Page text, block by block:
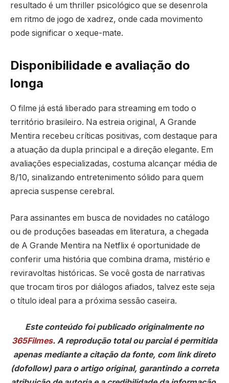
resultado é um thriller psicológico que se desenrola
em ritmo de jogo de xadrez, onde cada movimento
pode significar o xeque-mate.
Disponibilidade e avaliação do
longa
O filme já está liberado para streaming em todo o
território brasileiro. Na estreia original, A Grande
Mentira recebeu críticas positivas, com destaque para
a atuação da dupla principal e a direção elegante. Em
avaliações especializadas, costuma alcançar média de
8/10, sinalizando entretenimento sólido para quem
aprecia suspense cerebral.
Para assinantes em busca de novidades no catálogo
ou de produções baseadas em literatura, a chegada
de A Grande Mentira na Netflix é oportunidade de
conferir uma história que combina drama, mistério e
reviravoltas históricas. Se você gosta de narrativas
que trocam tiros por diálogos afiados, talvez este seja
o título ideal para a próxima sessão caseira.
Este conteúdo foi publicado originalmente no
365Filmes. A reprodução total ou parcial é permitida
apenas mediante a citação da fonte, com link direto
(dofollow) para o artigo original, garantindo a correta